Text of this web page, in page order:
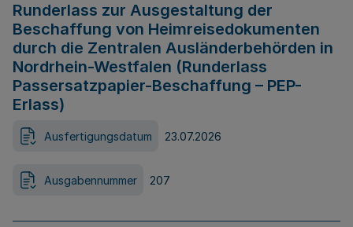
Runderlass zur Ausgestaltung der
Beschaffung von Heimreisedokumenten
durch die Zentralen Ausländerbehörden in
Nordrhein-Westfalen (Runderlass
Passersatzpapier-Beschaffung – PEP-
Erlass)
Ausfertigungsdatum 23.07.2026
Ausgabennummer 207